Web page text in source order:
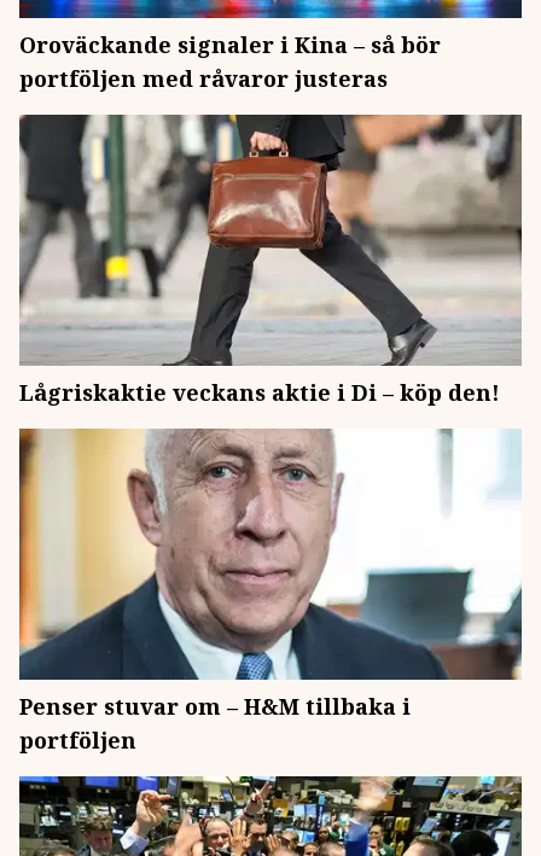
Oroväckande signaler i Kina – så bör
portföljen med råvaror justeras
Lågriskaktie veckans aktie i Di – köp den!
Penser stuvar om – H&M tillbaka i
portföljen